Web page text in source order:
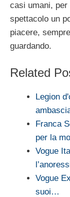
casi umani, per
spettacolo un
piacere,
guardando.
Related
Legion
Franca
per la
Vogue
Vogue
suoi…